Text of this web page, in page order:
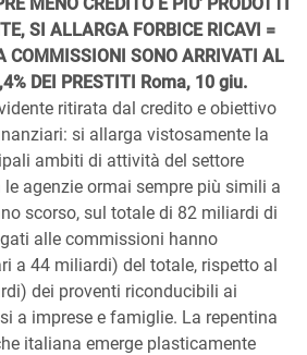
SI ALLARGA FORBICE RICAVI =
COMMISSIONI SONO ARRIVATI AL
DEI PRESTITI Roma, 10 giu.
ritirata dal credito e obiettivo
si allarga vistosamente la
ambiti di attività del settore
agenzie ormai sempre più simili a
scorso, sul totale di 82 miliardi di
alle commissioni hanno
a 44 miliardi) del totale, rispetto al
dei proventi riconducibili ai
a imprese e famiglie. La repentina
italiana emerge plasticamente